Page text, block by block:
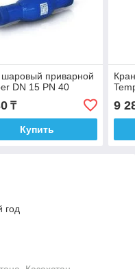
шаровый приварной
DN 15 PN 40
₸
Купить
9
год